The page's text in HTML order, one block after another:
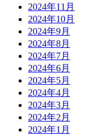
2024年11月
2024年10月
2024年9月
2024年8月
2024年7月
2024年6月
2024年5月
2024年4月
2024年3月
2024年2月
2024年1月